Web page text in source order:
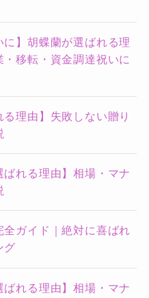
に】胡蝶蘭が選ばれる理
移転・資金調達祝いに
る理由】失敗しない贈り
ばれる理由】相場・マナ
全ガイド｜絶対に喜ばれ
グ
ばれる理由】相場・マナ